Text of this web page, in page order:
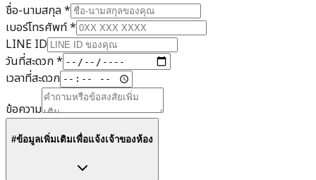
ชื่อ-นามสกุล*
เบอร์โทรศัพท์*
LINE ID
วันที่สะดวก*
เวลาที่สะดวก
ข้อความ
#ข้อมูลเพิ่มเติมเพื่อแจ้งเจ้าของห้อง